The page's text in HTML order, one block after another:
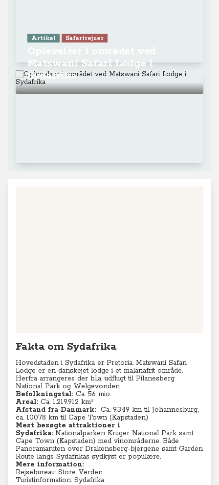
Artikel Safarirejser
Matswani Safari Lodge i
Sydafrika
Fakta om Sydafrika
Hovedstaden i Sydafrika er Pretoria. Matswani Safari
Lodge er en danskejet lodge i et malariafrit område.
Herfra arrangeres der bl.a. udflugt til Pilanesberg
National Park og Welgevonden.
Befolkningstal: Ca. 56 mio.
Areal: Ca. 1.219.912 km²
Afstand fra Danmark: Ca. 9.349 km til Johannesburg,
ca. 10.078 km til Cape Town (Kapstaden)
Mest besøgte attraktioner i
Sydafrika: Nationalparken Kruger National Park samt
Cape Town (Kapstaden) med vinområderne. Både
Panoramaruten over Drakensberg-bjergene samt Garden
Route langs Sydafrikas sydkyst er populære.
Mere information:
Rejsebureau: Store Verden
Turistinformation: Sydafrika